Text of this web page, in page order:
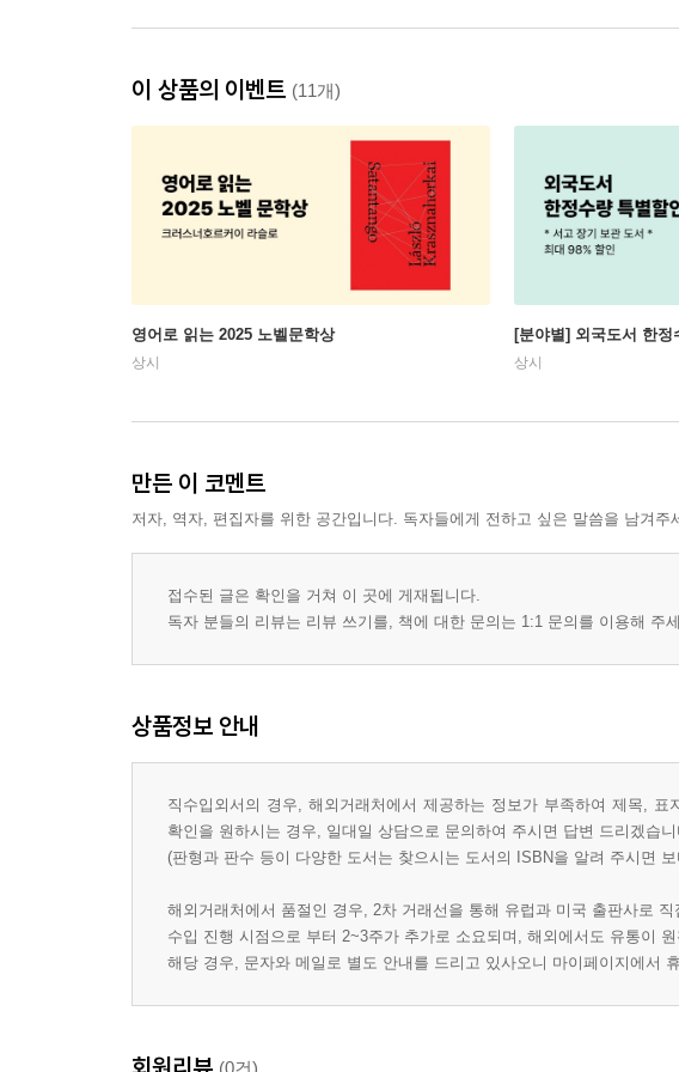
이 상품의 이벤트 (11개)
영어로 읽는 2025 노벨문학상
상시
[분야별] 외국도서 한정
상시
만든 이 코멘트
저자, 역자, 편집자를 위한 공간입니다. 독자들에게 전하고 싶은 말씀을 남겨주
접수된 글은 확인을 거쳐 이 곳에 게재됩니다.
독자 분들의 리뷰는 리뷰 쓰기를, 책에 대한 문의는 1:1 문의를 이용해 주
상품정보 안내
직수입외서의 경우, 해외거래처에서 제공하는 정보가 부족하여 제목,
확인을 원하시는 경우, 일대일 상담으로 문의하여 주시면 답변 드리겠습니
(판형과 판수 등이 다양한 도서는 찾으시는 도서의 ISBN을 알려 주시면
해외거래처에서 품절인 경우, 2차 거래선을 통해 유럽과 미국 출판사로
수입 진행 시점으로 부터 2~3주가 추가로 소요되며, 해외에서도 유통이
해당 경우, 문자와 메일로 별도 안내를 드리고 있사오니 마이페이지에서
(0건)